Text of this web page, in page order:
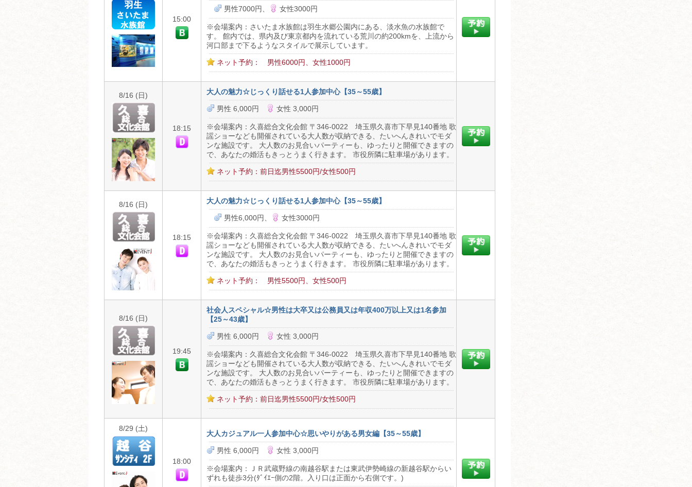
15:00
男性7000円、 女性3000円
※会場案内：さいたま水族館は羽生水郷公園内にある、淡水魚の水族館で
す。 館内では、県内及び東京都内を流れている荒川の約200kmを、上流から
河口部まで下るようなスタイルで展示しています。
ネット予約： 男性6000円、女性1000円
8/16 (日)
18:15
大人の魅力☆じっくり話せる1人参加中心【35～55歳】
男性 6,000円 女性 3,000円
※会場案内：久喜総合文化会館 〒346-0022 埼玉県久喜市下早見140番地 歌
謡ショーなども開催されている大人数が収納できる、たいへんきれいでモダ
ンな施設です。 大人数のお見合いパーティーも、ゆったりと開催できますの
で、あなたの婚活もきっとうまく行きます。 市役所隣に駐車場があります。
ネット予約：前日迄男性5500円/女性500円
8/16 (日)
18:15
大人の魅力☆じっくり話せる1人参加中心【35～55歳】
男性6,000円、 女性3000円
※会場案内：久喜総合文化会館 〒346-0022 埼玉県久喜市下早見140番地 歌
謡ショーなども開催されている大人数が収納できる、たいへんきれいでモダ
ンな施設です。 大人数のお見合いパーティーも、ゆったりと開催できますの
で、あなたの婚活もきっとうまく行きます。 市役所隣に駐車場があります。
ネット予約： 男性5500円、女性500円
8/16 (日)
19:45
社会人スペシャル☆男性は大卒又は公務員又は年収400万以上又は1名参加
【25～43歳】
男性 6,000円 女性 3,000円
※会場案内：久喜総合文化会館 〒346-0022 埼玉県久喜市下早見140番地 歌
謡ショーなども開催されている大人数が収納できる、たいへんきれいでモダ
ンな施設です。 大人数のお見合いパーティーも、ゆったりと開催できますの
で、あなたの婚活もきっとうまく行きます。 市役所隣に駐車場があります。
ネット予約：前日迄男性5500円/女性500円
8/29 (土)
18:00
大人カジュアル一人参加中心☆思いやりがある男女編【35～55歳】
男性 6,000円 女性 3,000円
※会場案内：ＪＲ武蔵野線の南越谷駅または東武伊勢崎線の新越谷駅からい
ずれも徒歩3分(ﾀﾞｲｴｰ側の2階。入り口は正面から右側です。)